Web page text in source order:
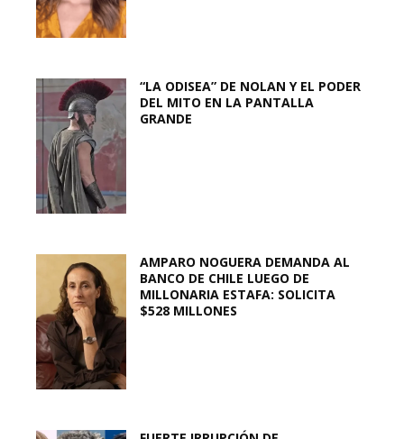
“LA ODISEA” DE NOLAN Y EL PODER
DEL MITO EN LA PANTALLA
GRANDE
AMPARO NOGUERA DEMANDA AL
BANCO DE CHILE LUEGO DE
MILLONARIA ESTAFA: SOLICITA
$528 MILLONES